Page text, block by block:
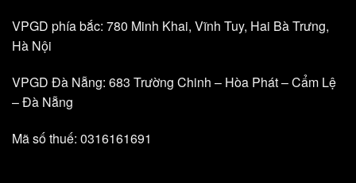
VPGD phía bắc: 780 Minh Khai, Vĩnh Tuy, Hai Bà Trưng,
Hà Nội
VPGD Đà Nẵng: 683 Trường Chinh – Hòa Phát – Cẩm Lệ
– Đà Nẵng
Mã số thuế: 0316161691